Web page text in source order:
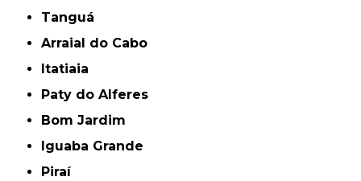
Tanguá
Arraial do Cabo
Itatiaia
Paty do Alferes
Bom Jardim
Iguaba Grande
Piraí